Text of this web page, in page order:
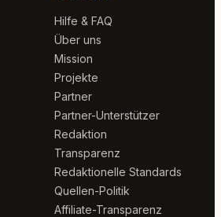
Hilfe & FAQ
Über uns
Mission
Projekte
Partner
Partner-Unterstützer
Redaktion
Transparenz
Redaktionelle Standards
Quellen-Politik
Affiliate-Transparenz